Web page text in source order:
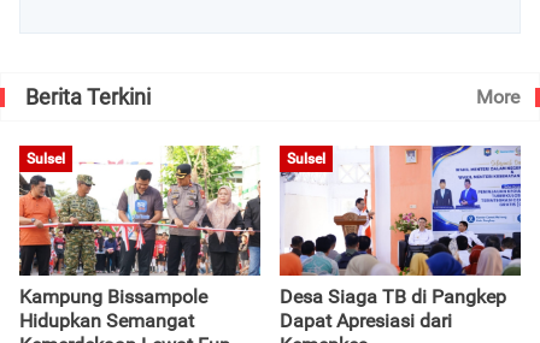
Berita Terkini More
Sulsel
Kampung Bissampole
Hidupkan Semangat
Sulsel
Desa Siaga TB di Pangkep
Dapat Apresiasi dari